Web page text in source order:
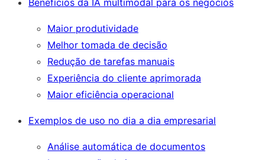
Benefícios da IA multimodal para os negócios
Maior produtividade
Melhor tomada de decisão
Redução de tarefas manuais
Experiência do cliente aprimorada
Maior eficiência operacional
Exemplos de uso no dia a dia empresarial
Análise automática de documentos